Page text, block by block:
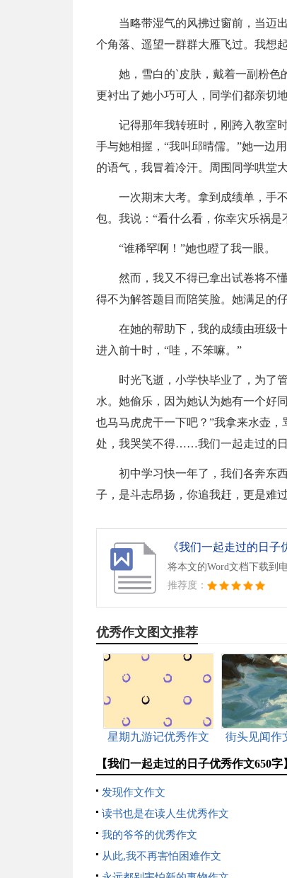
当略带湿气的风拂过窗前，当迈
个角落、遥望一群群大雁飞过。我想
她，雪白的`皮肤，戴着一副粉色
更衬出了她小巧可人，同学们都亲切
记得那年我转班时，刚跨入教室
手与她相握，“我叫邱晴儒。”她一边
的语气，我冒着冷汗。周围同学哄堂
一次期末大考。拿到成绩单，手
包。我说：“看什么看，你幸灾乐祸是
“谁稀罕啊！”她也瞪了我一眼。
然而，我又不得已拿出试卷将不
得不为解答题目而陪笑脸。她满足的
在她的帮助下，我的成绩由班级
进入前十时，“哇，不笨嘛。”
时光飞逝，小学快毕业了，为了
水。她偷乐，因为她认为她有一个好
也马马虎虎干一下吧？”我拿来水壶
处，我哭笑不得……我们一起走过的日
初中学习快一年了，我们各奔东
子，是斗志昂扬，你追我赶，更是难
《我们一起走过的日子
将本文的Word文档下载到
推荐度：
优秀作文图文推荐
星期九游记优秀作文
街头见闻作
【我们一起走过的日子优秀作文650字
发现作文作文
读书也是在读人生优秀作文
我的爷爷的优秀作文
从此,我不再害怕困难作文